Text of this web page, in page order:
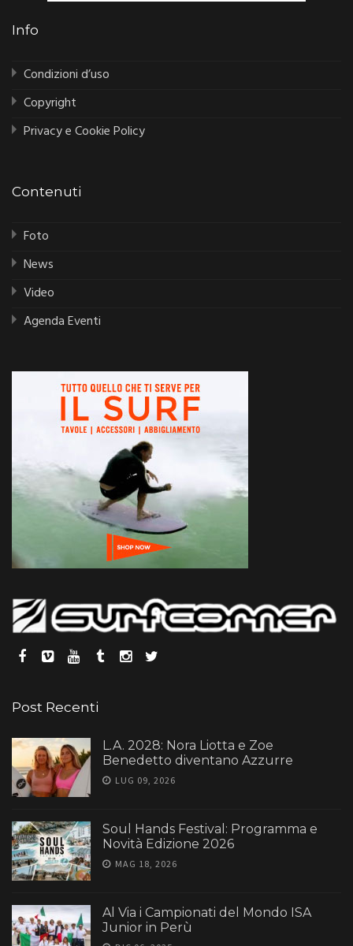
Info
Condizioni d’uso
Copyright
Privacy e Cookie Policy
Contenuti
Foto
News
Video
Agenda Eventi
Post Recenti
L.A. 2028: Nora Liotta e Zoe
Benedetto diventano Azzurre
LUG 09, 2026
Soul Hands Festival: Programma e
Novità Edizione 2026
MAG 18, 2026
Al Via i Campionati del Mondo ISA
Junior in Perù